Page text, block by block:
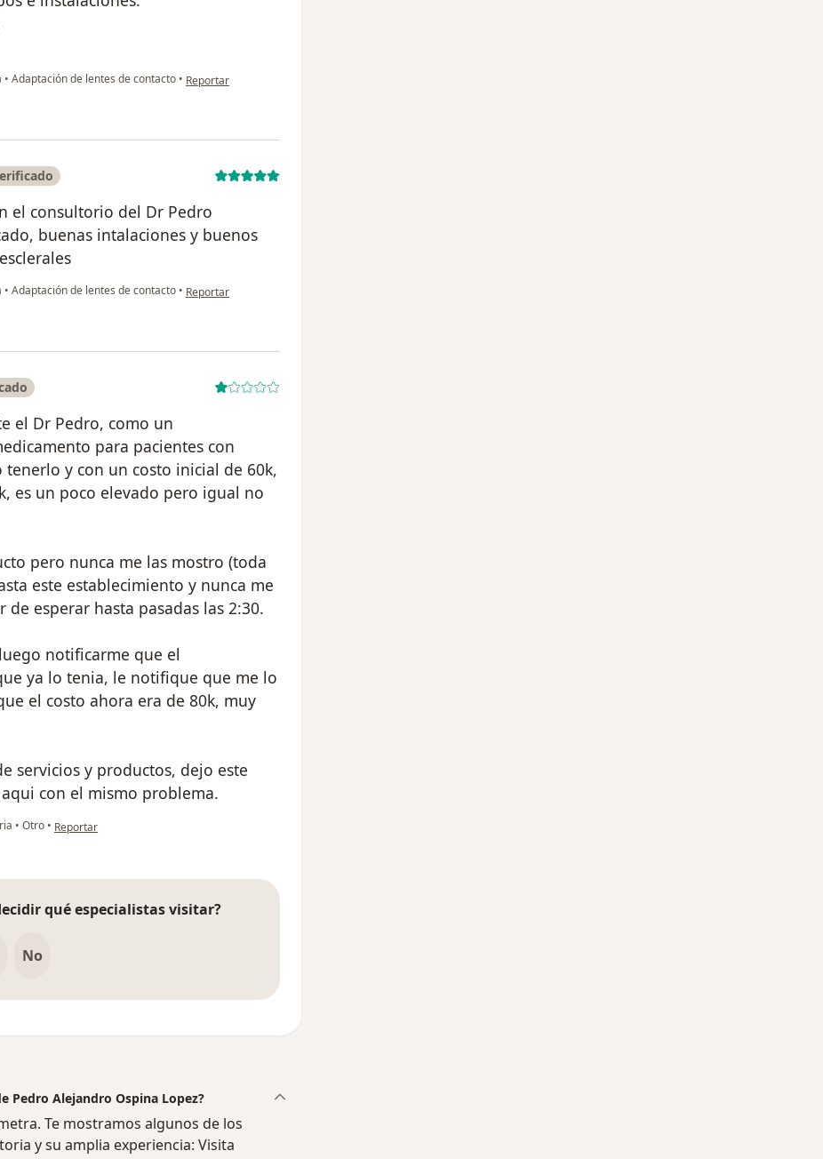
• Adaptación de lentes de contacto • en opinión del usuario Maria Isabel Trujillo
Reportar
el consultorio del Dr Pedro
buenas intalaciones y buenos
• Adaptación de lentes de contacto • en opinión del usuario Lady Riaño
Reportar
el Dr Pedro, como un
para pacientes con
y con un costo inicial de 60k,
es un poco elevado pero igual no
pero nunca me las mostro (toda
este establecimiento y nunca me
esperar hasta pasadas las 2:30.
notificarme que el
ya lo tenia, le notifique que me lo
el costo ahora era de 80k, muy
servicios y productos, dejo este
con el mismo problema.
• Otro • en opinión del usuario DANIEL
Reportar
qué especialistas visitar?
No
Pedro Alejandro Ospina Lopez?
Te mostramos algunos de los
y su amplia experiencia: Visita